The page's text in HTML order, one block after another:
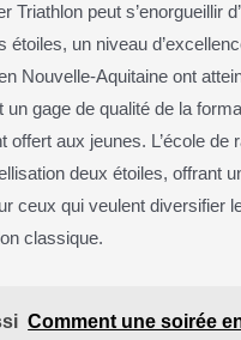
Triathlon peut s’enorgueillir
étoiles, un niveau
Nouvelle-Aquitaine ont
un gage de qualité de la
offert aux jeunes. L’école de
deux étoiles, offrant
ceux qui veulent diversifier
classique.
Comment une soirée